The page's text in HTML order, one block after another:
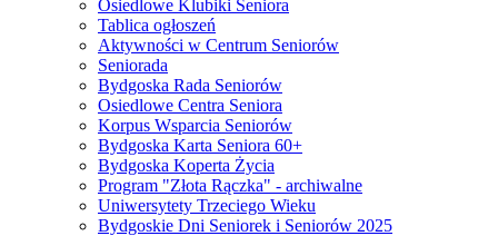
Osiedlowe Klubiki Seniora
Tablica ogłoszeń
Aktywności w Centrum Seniorów
Seniorada
Bydgoska Rada Seniorów
Osiedlowe Centra Seniora
Korpus Wsparcia Seniorów
Bydgoska Karta Seniora 60+
Bydgoska Koperta Życia
Program "Złota Rączka" - archiwalne
Uniwersytety Trzeciego Wieku
Bydgoskie Dni Seniorek i Seniorów 2025